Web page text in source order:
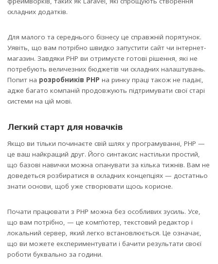
складних додатків.
Для малого та середнього бізнесу це справжній порятунок.
Уявіть, що вам потрібно швидко запустити сайт чи інтернет-
магазин. Завдяки PHP ви отримуєте готові рішення, які не
потребують величезних бюджетів чи складних налаштувань.
Попит на розробників PHP на ринку праці також не падає,
адже багато компаній продовжують підтримувати свої старі
системи на цій мові.
Легкий старт для новачків
Якщо ви тільки починаєте свій шлях у програмуванні, PHP —
це ваш найкращий друг. Його синтаксис настільки простий,
що базові навички можна опанувати за кілька тижнів. Вам не
доведеться розбиратися в складних концепціях — достатньо
знати основи, щоб уже створювати щось корисне.
Почати працювати з PHP можна без особливих зусиль. Усе,
що вам потрібно, — це комп’ютер, текстовий редактор і
локальний сервер, який легко встановлюється. Це означає,
що ви можете експериментувати і бачити результати своєї
роботи буквально за години.